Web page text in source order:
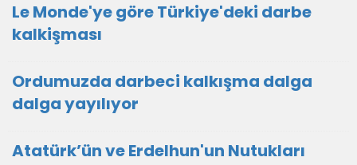
Le Monde'ye göre Türkiye'deki darbe
kalkişması
Ordumuzda darbeci kalkışma dalga
dalga yayılıyor
Atatürk’ün ve Erdelhun'un Nutukları